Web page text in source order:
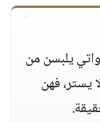
يلبسن من
يستر، فهن